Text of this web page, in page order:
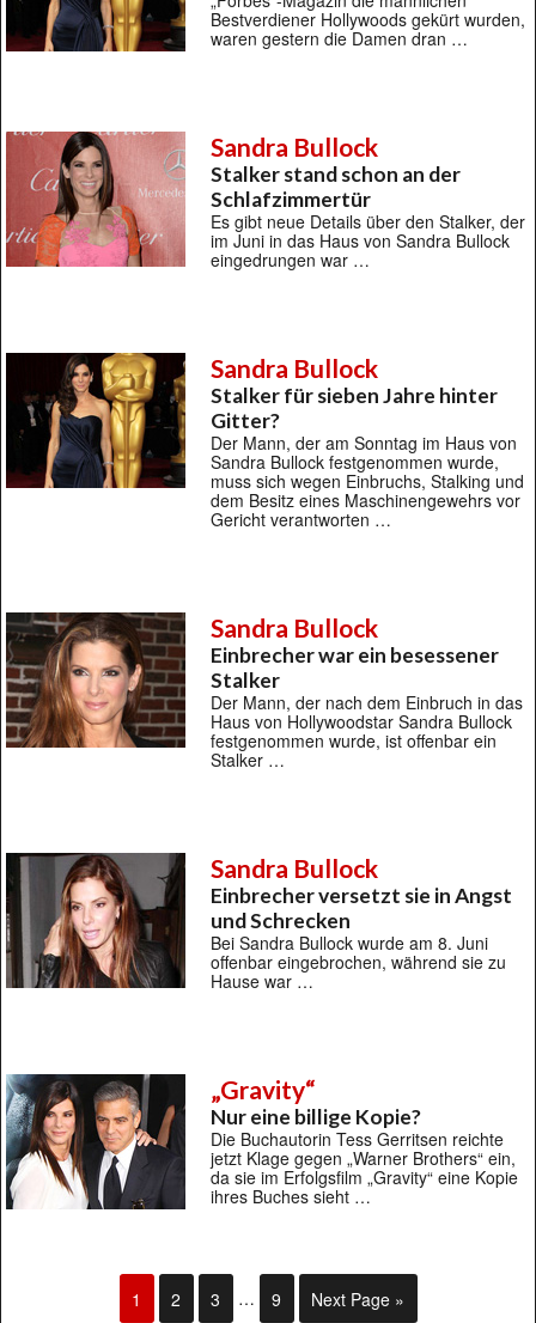
Bestverdiener Hollywoods gekürt wurden,
waren gestern die Damen dran …
Sandra Bullock
Stalker stand schon an der
Schlafzimmertür
Es gibt neue Details über den Stalker, der
im Juni in das Haus von Sandra Bullock
eingedrungen war …
Sandra Bullock
Stalker für sieben Jahre hinter
Gitter?
Der Mann, der am Sonntag im Haus von
Sandra Bullock festgenommen wurde,
muss sich wegen Einbruchs, Stalking und
dem Besitz eines Maschinengewehrs vor
Gericht verantworten …
Sandra Bullock
Einbrecher war ein besessener
Stalker
Der Mann, der nach dem Einbruch in das
Haus von Hollywoodstar Sandra Bullock
festgenommen wurde, ist offenbar ein
Stalker …
Sandra Bullock
Einbrecher versetzt sie in Angst
und Schrecken
Bei Sandra Bullock wurde am 8. Juni
offenbar eingebrochen, während sie zu
Hause war …
„Gravity“
Nur eine billige Kopie?
Die Buchautorin Tess Gerritsen reichte
jetzt Klage gegen „Warner Brothers“ ein,
da sie im Erfolgsfilm „Gravity“ eine Kopie
ihres Buches sieht …
1 2 3 … 9 Next Page »